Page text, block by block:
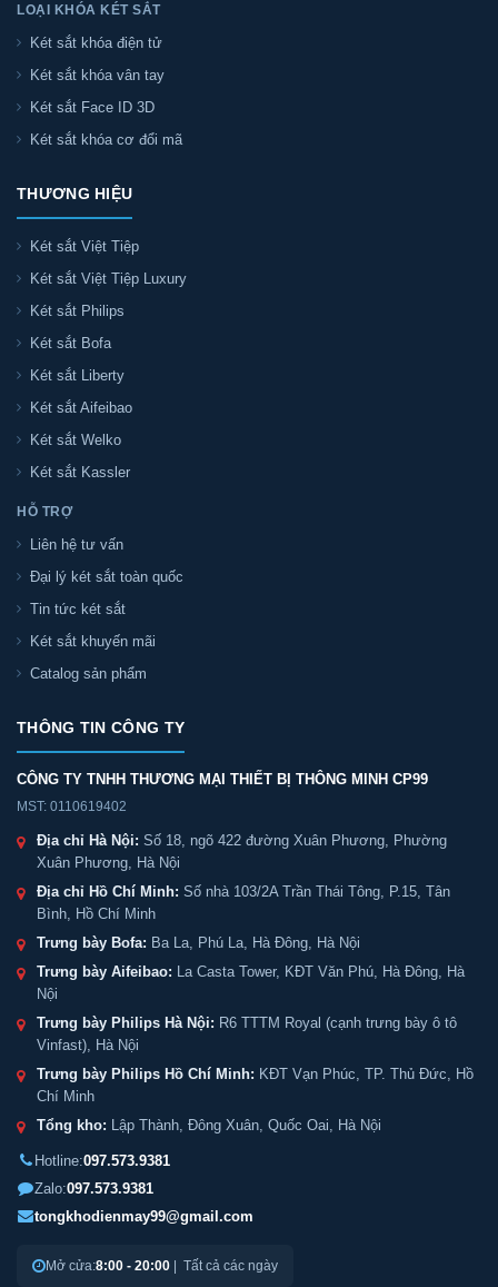
LOẠI KHÓA KÉT SẮT
Két sắt khóa điện tử
Két sắt khóa vân tay
Két sắt Face ID 3D
Két sắt khóa cơ đổi mã
THƯƠNG HIỆU
Két sắt Việt Tiệp
Két sắt Việt Tiệp Luxury
Két sắt Philips
Két sắt Bofa
Két sắt Liberty
Két sắt Aifeibao
Két sắt Welko
Két sắt Kassler
HỖ TRỢ
Liên hệ tư vấn
Đại lý két sắt toàn quốc
Tin tức két sắt
Két sắt khuyến mãi
Catalog sản phẩm
THÔNG TIN CÔNG TY
CÔNG TY TNHH THƯƠNG MẠI THIẾT BỊ THÔNG MINH CP99
MST: 0110619402
Địa chỉ Hà Nội: Số 18, ngõ 422 đường Xuân Phương, Phường
Xuân Phương, Hà Nội
Địa chỉ Hồ Chí Minh: Số nhà 103/2A Trần Thái Tông, P.15, Tân
Bình, Hồ Chí Minh
Trưng bày Bofa: Ba La, Phú La, Hà Đông, Hà Nội
Trưng bày Aifeibao: La Casta Tower, KĐT Văn Phú, Hà Đông, Hà
Nội
Trưng bày Philips Hà Nội: R6 TTTM Royal (cạnh trưng bày ô tô
Vinfast), Hà Nội
Trưng bày Philips Hồ Chí Minh: KĐT Vạn Phúc, TP. Thủ Đức, Hồ
Chí Minh
Tổng kho: Lập Thành, Đông Xuân, Quốc Oai, Hà Nội
Hotline:097.573.9381
Zalo:097.573.9381
tongkhodienmay99@gmail.com
Mở cửa:8:00 - 20:00 | Tất cả các ngày